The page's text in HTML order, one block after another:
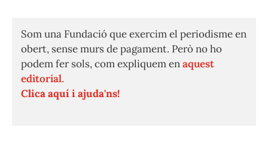
Som una Fundació que exercim el periodisme en
obert, sense murs de pagament. Però no ho
podem fer sols, com expliquem enaquest
editorial.
Clica aquí i ajuda'ns!